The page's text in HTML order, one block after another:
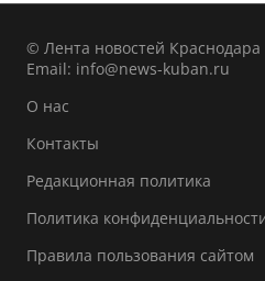
© Лента новостей Краснодара
Email: info@news-kuban.ru
О нас
Контакты
Редакционная политика
Политика
Правила пользования сайтом